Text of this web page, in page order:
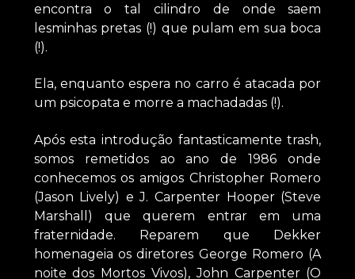
encontra o tal cilindro de onde saem
lesminhas pretas (!) que pulam em sua boca
(!).
Ela, enquanto espera no carro é atacada por
um psicopata e morre a machadadas (!).
Após esta introdução fantasticamente trash,
somos remetidos ao ano de 1986 onde
conhecemos os amigos Christopher Romero
(Jason Lively) e J. Carpenter Hooper (Steve
Marshall) que querem entrar em uma
fraternidade. Reparem que Dekker
homenageia os diretores George Romero (A
noite dos Mortos Vivos), John Carpenter (O